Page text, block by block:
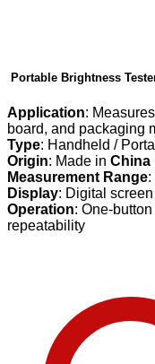
Portable Brightness
Application:
board, and packaging
Type: Handheld /
Origin: Made in China
Measurement Range:
Display: Digital
Operation: One-
repeatability